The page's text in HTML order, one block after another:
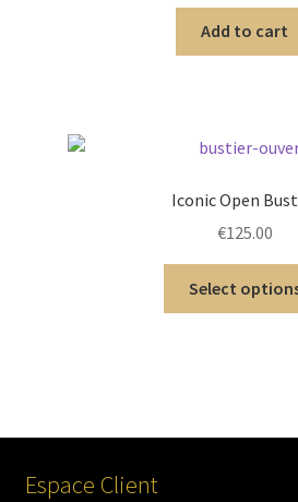
Add to cart
Iconic Open
€125.00
Select
Espace Client